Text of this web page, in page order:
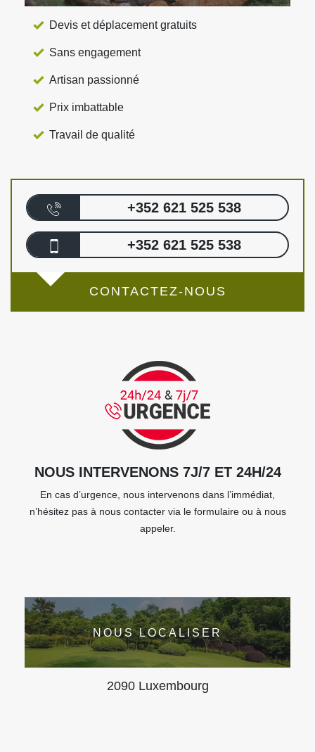
Devis et déplacement gratuits
Sans engagement
Artisan passionné
Prix imbattable
Travail de qualité
+352 621 525 538
+352 621 525 538
CONTACTEZ-NOUS
NOUS INTERVENONS 7J/7 ET 24H/24
En cas d’urgence, nous intervenons dans l’immédiat,
n’hésitez pas à nous contacter via le formulaire ou à nous
appeler.
NOUS LOCALISER
2090 Luxembourg